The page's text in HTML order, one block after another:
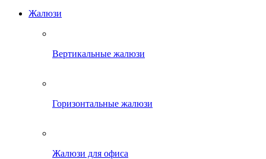
Жалюзи
Вертикальные жалюзи
Горизонтальные жалюзи
Жалюзи для офиса